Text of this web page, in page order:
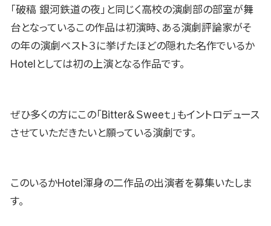
「破稿 銀河鉄道の夜」と同じく高校の演劇部の部室が舞
台となっているこの作品は初演時、ある演劇評論家がそ
の年の演劇ベスト３に挙げたほどの隠れた名作でいるか
Hotelとしては初の上演となる作品です。
ぜひ多くの方にこの「Bitter＆Ｓweeｔ」もイントロデュース
させていただきたいと願っている演劇です。
このいるかHotel渾身の二作品の出演者を募集いたしま
す。